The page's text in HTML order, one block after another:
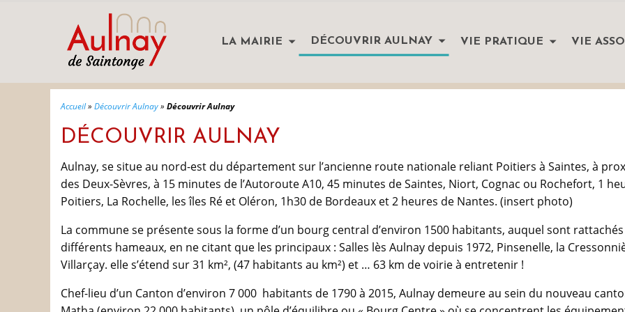
LA MAIRIE DÉCOUVRIR AULNAY VIE PRATIQUE VIE
Accueil» Découvrir Aulnay» Découvrir Aulnay
DÉCOUVRIR AULNAY
Aulnay, se situe au nord-est du département sur l’ancienne route nationale reliant Poitiers à Saintes, à
des Deux-Sèvres, à 15 minutes de l’Autoroute A10, 45 minutes de Saintes, Niort, Cognac ou Rochefort, 1
Poitiers, La Rochelle, les îles Ré et Oléron, 1h30 de Bordeaux et 2 heures de Nantes. (insert photo)
La commune se présente sous la forme d’un bourg central d’environ 1500 habitants, auquel sont rattachés
différents hameaux, en ne citant que les principaux : Salles lès Aulnay depuis 1972, Pinsenelle, la
Villarçay. elle s’étend sur 31 km², (47 habitants au km²) et … 63 km de voirie à entretenir !
Chef-lieu d’un Canton d’environ 7 000 habitants de 1790 à 2015, Aulnay demeure au sein du nouveau